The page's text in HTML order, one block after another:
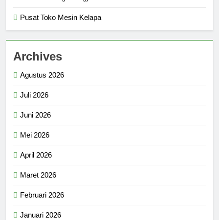
Pusat Toko Mesin Kelapa
Archives
Agustus 2026
Juli 2026
Juni 2026
Mei 2026
April 2026
Maret 2026
Februari 2026
Januari 2026